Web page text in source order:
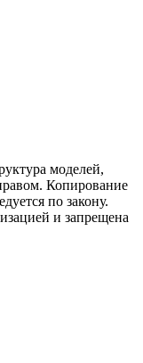
моделей,
Копирование
по закону.
и запрещена